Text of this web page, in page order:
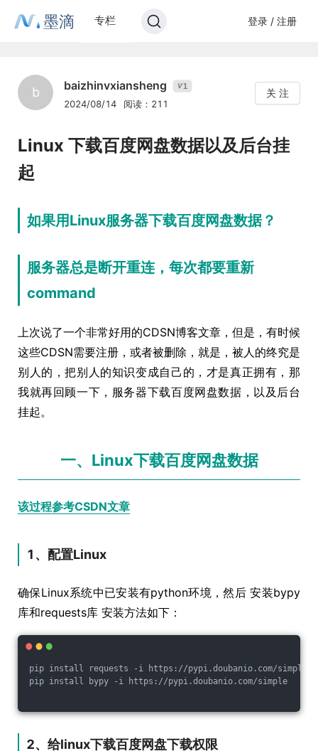
墨滴 专栏 登录 / 注册
b baizhinvxiansheng V1
2024/08/14 阅读：211
关 注
Linux 下载百度网盘数据以及后台挂
起
如果用Linux服务器下载百度网盘数据？
服务器总是断开重连，每次都要重新
command
上次说了一个非常好用的CDSN博客文章，但是，有时候
这些CDSN需要注册，或者被删除，就是，被人的终究是
别人的，把别人的知识变成自己的，才是真正拥有，那
我就再回顾一下，服务器下载百度网盘数据，以及后台
挂起。
一、Linux下载百度网盘数据
该过程参考CSDN文章
1、配置Linux
确保Linux系统中已安装有python环境，然后 安装bypy
库和requests库 安装方法如下：
pip install requests -i https://pypi.doubanio.com/simple
pip install bypy -i https://pypi.doubanio.com/simple
2、给linux下载百度网盘下载权限